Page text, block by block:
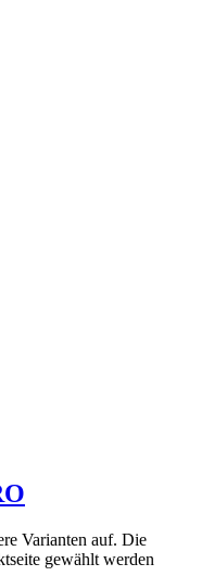
Varianten auf. Die
gewählt werden